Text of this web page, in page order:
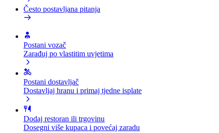
Često postavljana pitanja
Postani vozač
Zarađuj po vlastitim uvjetima
Postani dostavljač
Dostavljaj hranu i primaj tjedne isplate
Dodaj restoran ili trgovinu
Dosegni više kupaca i povećaj zaradu